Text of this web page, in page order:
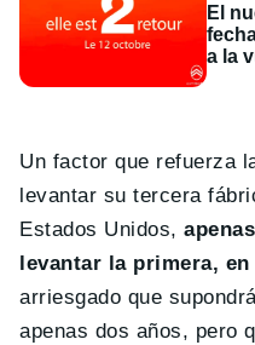
El
a la
Un factor que refuerza
levantar su tercera
Estados Unidos,
levantar la primera,
arriesgado que
apenas dos años, pero